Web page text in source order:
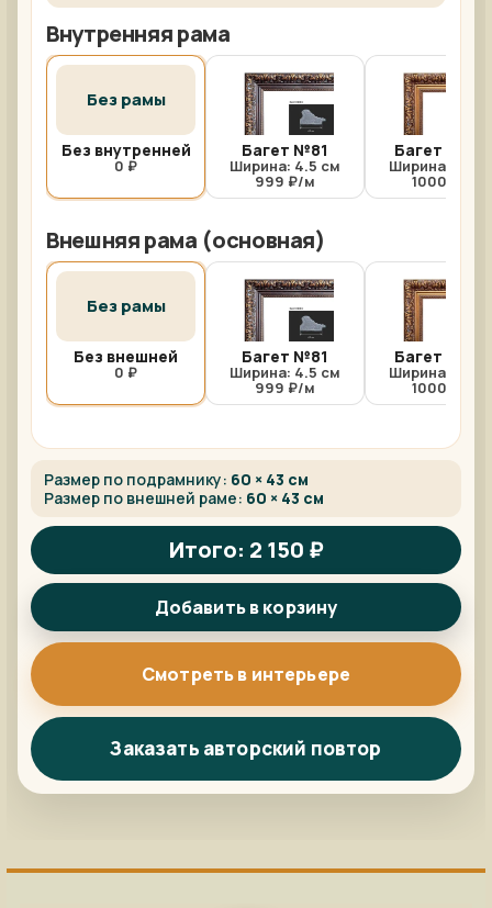
Внутренняя рама
Без рамы
Без внутренней
0 ₽
Багет №81
Ширина: 4.5 см
999 ₽/м
Багет №81/
Ширина: 4.5
1000 ₽/м
Внешняя рама (основная)
Без рамы
Без внешней
0 ₽
Багет №81
Ширина: 4.5 см
999 ₽/м
Багет №81/
Ширина: 4.5
1000 ₽/м
Размер по подрамнику: 60 × 43 см
Размер по внешней раме: 60 × 43 см
Итого: 2 150 ₽
Добавить в корзину
Смотреть в интерьере
Заказать авторский повтор